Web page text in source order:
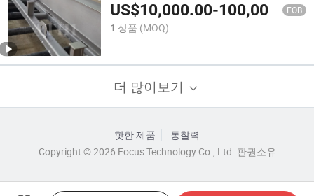
US$10,000.00-100,000.00 FOB
1 상품 (MOQ)
더 많이보기
핫한 제품
통찰력
Copyright © 2026 Focus Technology Co., Ltd. 판권소유